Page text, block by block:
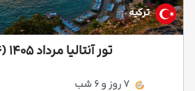
ترکیه
تور آنتالیا مرداد ۱۴۰۵ (۶ شب)